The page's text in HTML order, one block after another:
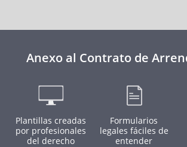
Anexo al Contrato de
Plantillas creadas
por profesionales
del derecho
Formularios
legales fáciles de
entender